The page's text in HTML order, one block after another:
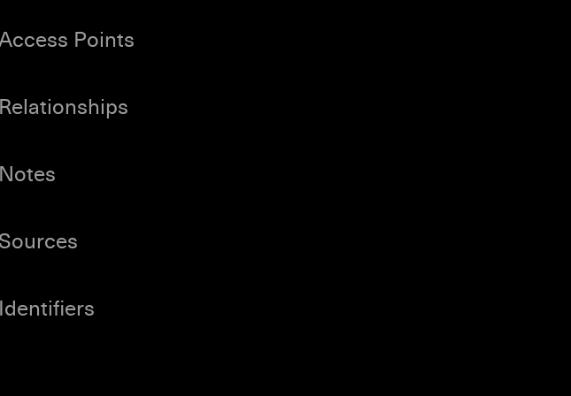
Points
Relationships
Notes
Sources
Identifiers